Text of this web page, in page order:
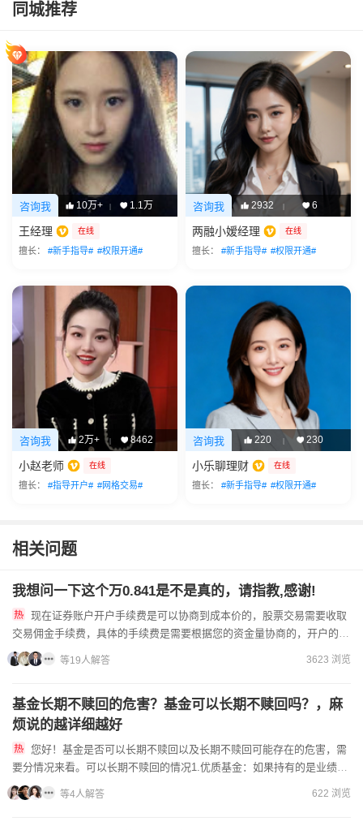
同城推荐
咨询我 10万+ | 1.1万
王经理 在线
擅长： #新手指导# #权限开通#
咨询我 2932 | 6
两融小嫒经理 在线
擅长： #新手指导# #权限开通#
咨询我 2万+ | 8462
小赵老师 在线
擅长： #指导开户# #网格交易#
咨询我 220 | 230
小乐聊理财 在线
擅长： #新手指导# #权限开通#
相关问题
我想问一下这个万0.841是不是真的，请指教,感谢!
交易佣金手续费，具体的手续费是需要根据您的资金量协商的，开户的时
候记得提前联系好线上的客户经理协助您一同办理开户，因为线上的...
等19人解答 3623 浏览
基金长期不赎回的危害？基金可以长期不赎回吗？，麻
烦说的越详细越好
要分情况来看。可以长期不赎回的情况1.优质基金：如果持有的是业绩长
期稳定、基金经理投资能力强、基金公司投研实力雄厚的优质基金...
等4人解答 622 浏览